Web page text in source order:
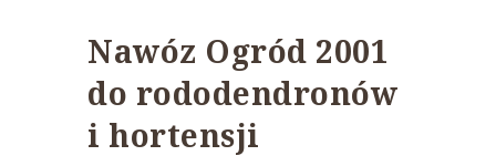
Nawóz Ogród 2001
do rododendronów
i hortensji